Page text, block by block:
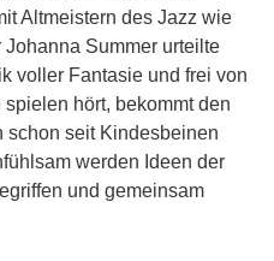
Altmeistern des Jazz wie
Summer urteilte
voller Fantasie und frei von
hört, bekommt den
schon seit Kindesbeinen
werden Ideen der
und gemeinsam